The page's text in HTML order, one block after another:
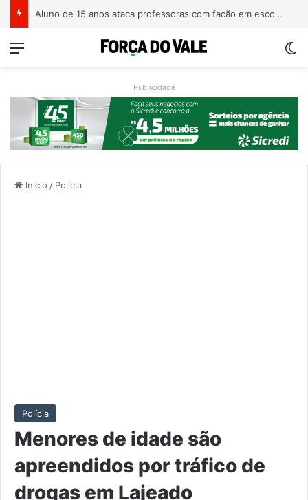
Homem é preso com revólver de numeração raspada em Teutônia
Menu
Publicidade
Início / Polícia
Polícia
Menores de idade são
apreendidos por tráfico de
drogas em Lajeado